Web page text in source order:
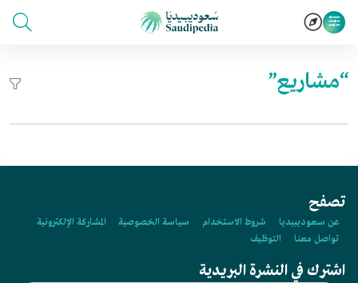
“مشاريع”
تصفح
عن سعوديبيديا شروط الاستخدام سياسة الخصوصية
المشاركة الإلكترونية
تواصل معنا
التوظيف
اشترك في النشرة البريدية